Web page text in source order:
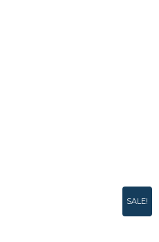
SALE!